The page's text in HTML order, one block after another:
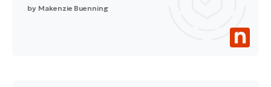
by Makenzie Buenning